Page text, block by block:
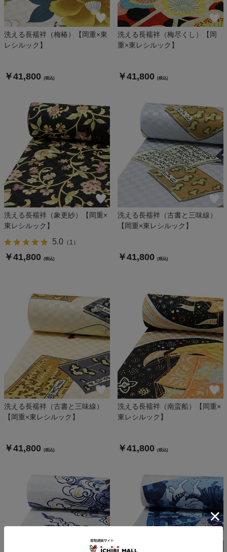
洗える長襦袢（梅椿）【岡重×東
レシルック】
￥41,800 (税込)
洗える長襦袢（梅尽くし）【岡
重×東レシルック】
￥41,800 (税込)
洗える長襦袢（象更紗）【岡重×
東レシルック】
5.0（ 1 ）
￥41,800 (税込)
洗える長襦袢（古書と三味線）
【岡重×東レシルック】
￥41,800 (税込)
洗える長襦袢（古書と三味線）
【岡重×東レシルック】
￥41,800 (税込)
洗える長襦袢（南蛮船）【岡重×
東レシルック】
￥41,800 (税込)